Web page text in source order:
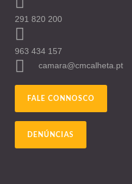
291 820 200
963 434 157
camara@cmcalheta.pt
FALE CONNOSCO
DENÚNCIAS